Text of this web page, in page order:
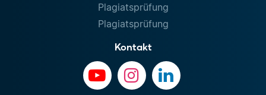
Plagiatsprüfung
Plagiatsprüfung
Kontakt